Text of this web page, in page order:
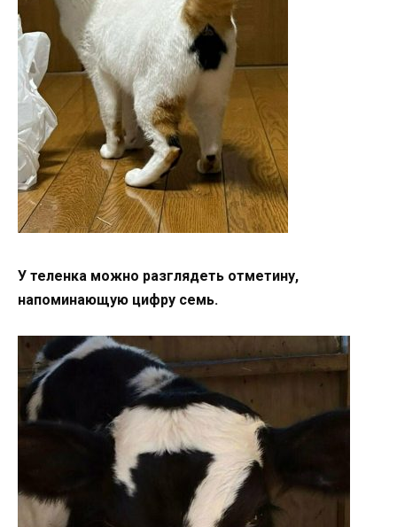
У теленка можно разглядеть отметину,
напоминающую цифру семь.